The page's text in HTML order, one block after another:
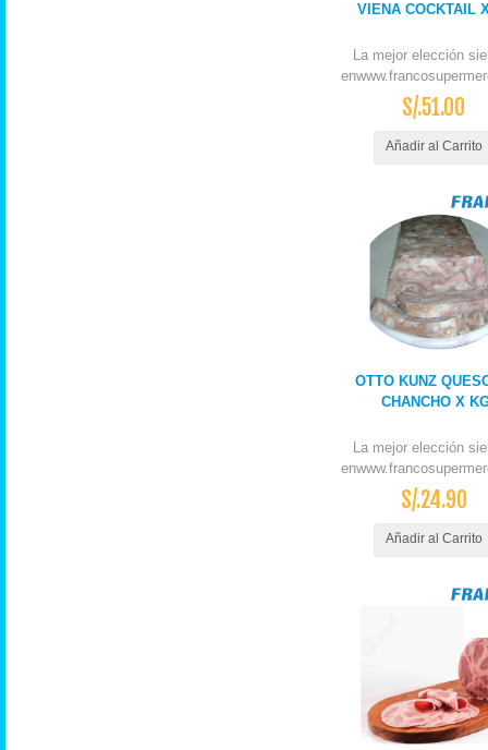
VIENA COCKTAIL
La mejor elección
S/.51.00
Añadir al Carrito
OTTO KUNZ
CHANCHO X
La mejor elección
S/.24.90
Añadir al Carrito